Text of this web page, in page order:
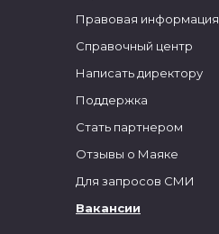
Правовая информация
Справочный центр
Написать директору
Поддержка
Стать партнером
Отзывы о Маяке
Для запросов СМИ
Вакансии